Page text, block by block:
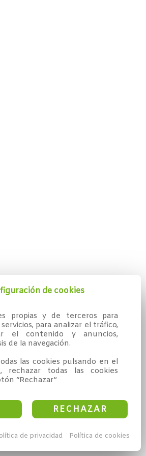
de cookies
propias y de terceros para
para analizar el tráfico,
el contenido y anuncios,
de la navegación.
las cookies pulsando en el
rechazar todas las cookies
“Rechazar”
RECHAZAR
de privacidad Política de cookies